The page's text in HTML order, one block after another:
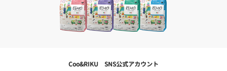
Coo&RIKU SNS公式アカウント